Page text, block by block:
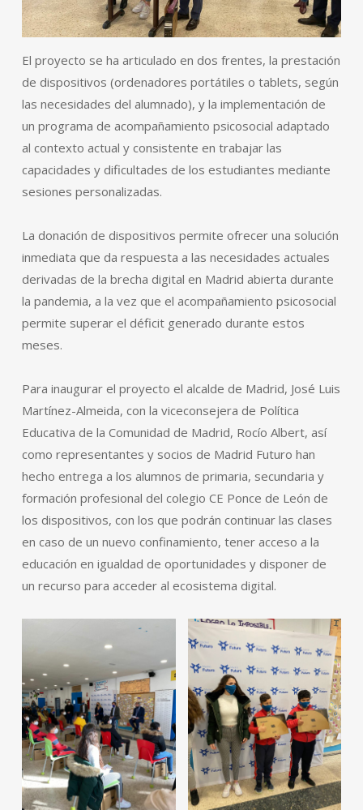
El proyecto se ha articulado en dos frentes, la prestación
de dispositivos (ordenadores portátiles o tablets, según
las necesidades del alumnado), y la implementación de
un programa de acompañamiento psicosocial adaptado
al contexto actual y consistente en trabajar las
capacidades y dificultades de los estudiantes mediante
sesiones personalizadas.
La donación de dispositivos permite ofrecer una solución
inmediata que da respuesta a las necesidades actuales
derivadas de la brecha digital en Madrid abierta durante
la pandemia, a la vez que el acompañamiento psicosocial
permite superar el déficit generado durante estos
meses.
Para inaugurar el proyecto el alcalde de Madrid, José Luis
Martínez-Almeida, con la viceconsejera de Política
Educativa de la Comunidad de Madrid, Rocío Albert, así
como representantes y socios de Madrid Futuro han
hecho entrega a los alumnos de primaria, secundaria y
formación profesional del colegio CE Ponce de León de
los dispositivos, con los que podrán continuar las clases
en caso de un nuevo confinamiento, tener acceso a la
educación en igualdad de oportunidades y disponer de
un recurso para acceder al ecosistema digital.